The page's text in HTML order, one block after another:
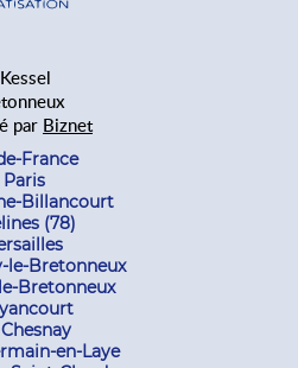
par Biznet
France
Billancourt
(78)
Bretonneux
Bretonneux
en-Laye